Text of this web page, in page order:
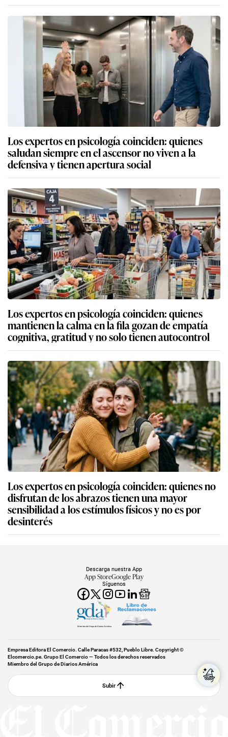
Los expertos en psicología coinciden: quienes
saludan siempre en el ascensor no viven a la
defensiva y tienen apertura social
Los expertos en psicología coinciden: quienes
mantienen la calma en la fila gozan de empatía
cognitiva, gratitud y no solo tienen autocontrol
Los expertos en psicología coinciden: quienes no
disfrutan de los abrazos tienen una mayor
sensibilidad a los estímulos físicos y no es por
desinterés
Síguenos
Descarga nuestra App
App StoreGoogle Play
Miembro del Grupo de Diarios América
Empresa Editora El Comercio. Calle Paracas #532, Pueblo Libre. Copyright ©
Elcomercio.pe. Grupo El Comercio — Todos los derechos reservados
Miembro del Grupo de Diarios América
Subir